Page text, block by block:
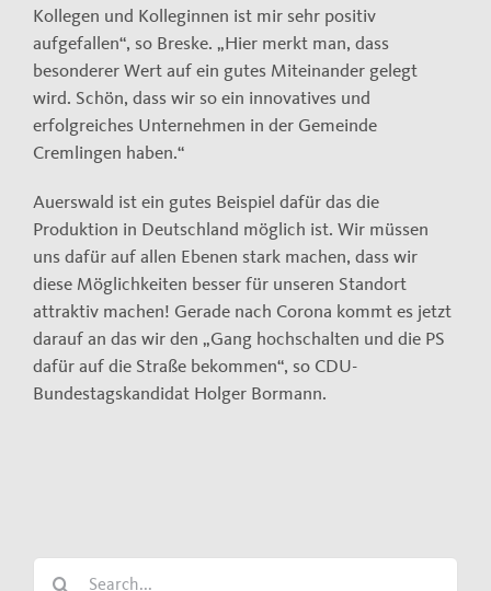
Kollegen und Kolleginnen ist mir sehr positiv
aufgefallen“, so Breske. „Hier merkt man, dass
besonderer Wert auf ein gutes Miteinander gelegt
wird. Schön, dass wir so ein innovatives und
erfolgreiches Unternehmen in der Gemeinde
Cremlingen haben.“
Auerswald ist ein gutes Beispiel dafür das die
Produktion in Deutschland möglich ist. Wir müssen
uns dafür auf allen Ebenen stark machen, dass wir
diese Möglichkeiten besser für unseren Standort
attraktiv machen! Gerade nach Corona kommt es jetzt
darauf an das wir den „Gang hochschalten und die PS
dafür auf die Straße bekommen“, so CDU-
Bundestagskandidat Holger Bormann.